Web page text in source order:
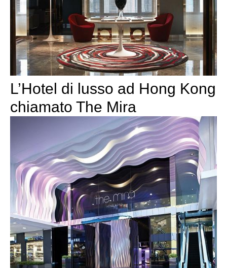
L’Hotel di lusso ad Hong Kong
chiamato The Mira